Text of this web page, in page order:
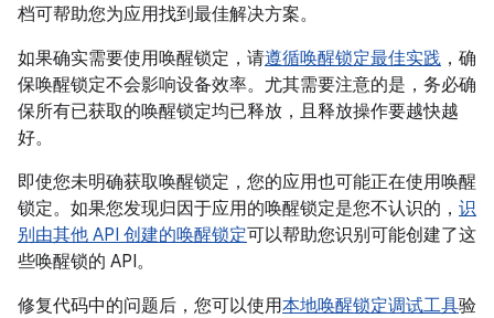
档可帮助您为应用找到最佳解决方案。
如果确实需要使用唤醒锁定，请遵循唤醒锁定最佳实践 ，确
保唤醒锁定不会影响设备效率。尤其需要注意的是，务必确
保所有已获取的唤醒锁定均已释放，且释放操作要越快越
好。
即使您未明确获取唤醒锁定，您的应用也可能正在使用唤醒
锁定。如果您发现归因于应用的唤醒锁定是您不认识的， 识
别由其他 API 创建的唤醒锁定可以帮助您识别可能创建了这
些唤醒锁的 API。
修复代码中的问题后，您可以使用本地唤醒锁定调试工具验